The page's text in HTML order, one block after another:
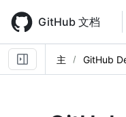
main
content
GitHub 文档
主 GitHub